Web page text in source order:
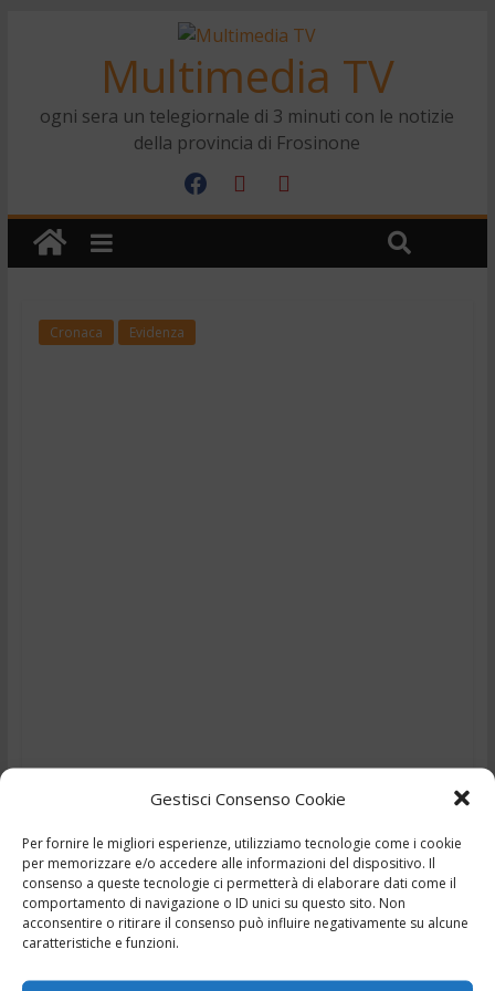
Gestisci Consenso Cookie
Per fornire le migliori esperienze, utilizziamo tecnologie come i cookie
per memorizzare e/o accedere alle informazioni del dispositivo. Il
consenso a queste tecnologie ci permetterà di elaborare dati come il
comportamento di navigazione o ID unici su questo sito. Non
acconsentire o ritirare il consenso può influire negativamente su alcune
caratteristiche e funzioni.
Multimedia TV
ogni sera un telegiornale di 3 minuti con le notizie
della provincia di Frosinone
Cronaca Evidenza
TG – Con l’auto contro i
tavolini di un bar –
12/9/2025